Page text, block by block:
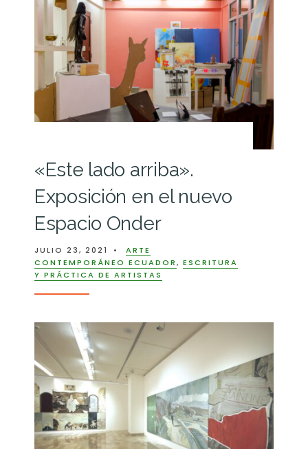
«Este lado arriba».
Exposición en el nuevo
Espacio Onder
JULIO 23, 2021 •
ARTE
CONTEMPORÁNEO ECUADOR, ESCRITURA
Y PRÁCTICA DE ARTISTAS